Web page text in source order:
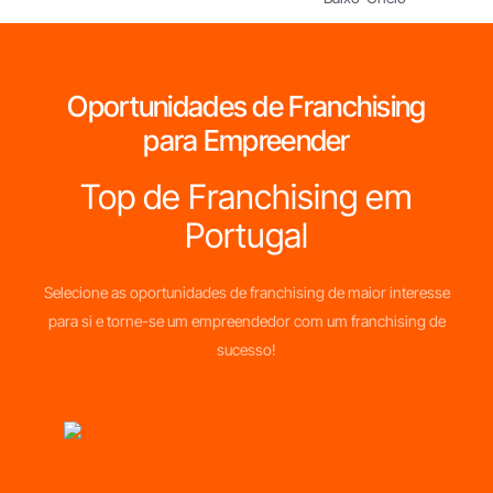
Oportunidades de Franchising
para Empreender
Top de Franchising em
Portugal
Selecione as oportunidades de franchising de maior interesse
para si e torne-se um empreendedor com um franchising de
sucesso!